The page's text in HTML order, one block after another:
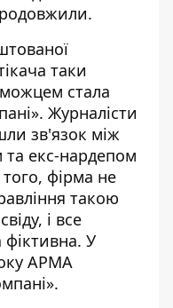
таки
стала
Журналісти
зв'язок між
екс-нардепом
фірма не
такою
і все
У
АРМА